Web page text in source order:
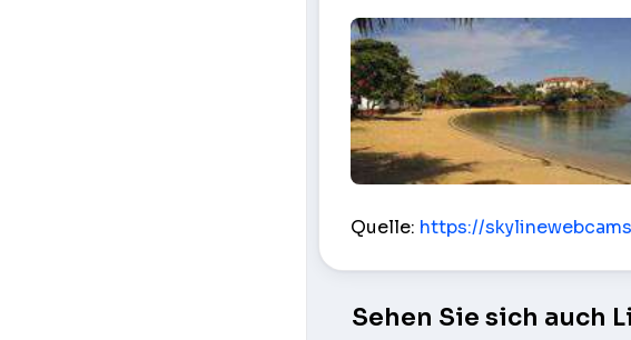
Quelle: https://
Sehen Sie sich auch